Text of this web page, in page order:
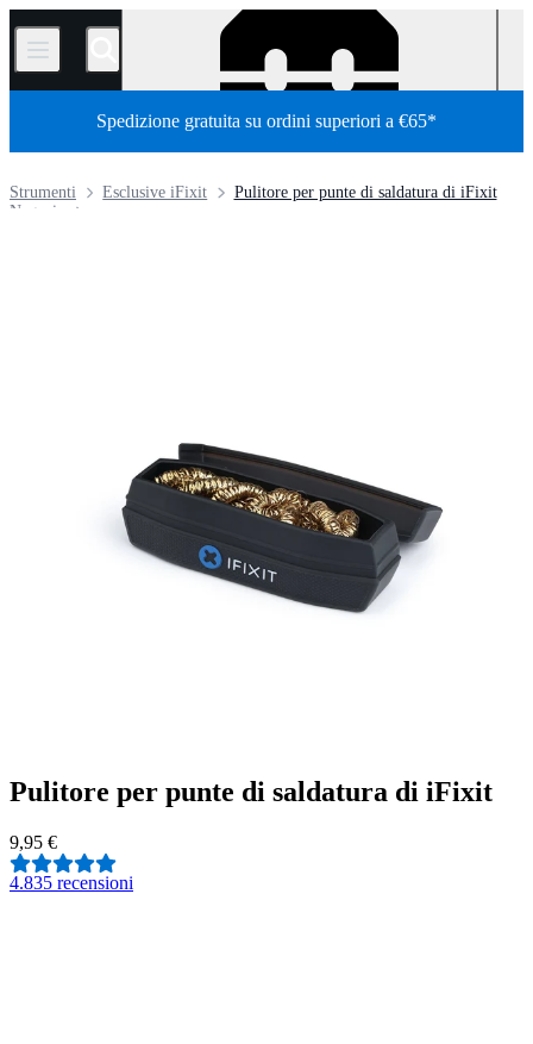
/
Spedizione gratuita su ordini superiori a €65*
Pulitore per punte di saldatura di iFixit
Esclusive iFixit
Strumenti
Negozio
Pulitore per punte di saldatura di iFixit
9,95 €
4.835 recensioni